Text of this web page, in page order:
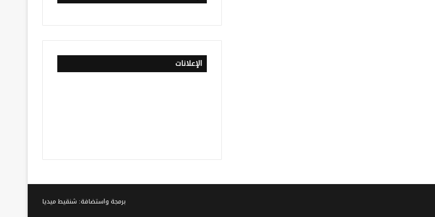
الإعلانات
برمجة واستضافة: شنقيط ميديا